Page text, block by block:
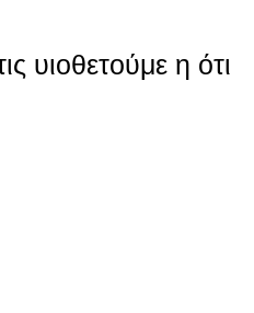
υιοθετούμε η ότι